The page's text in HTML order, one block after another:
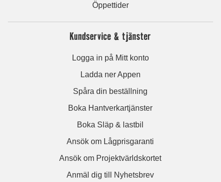
Öppettider
Kundservice & tjänster
Logga in på Mitt konto
Ladda ner Appen
Spåra din beställning
Boka Hantverkartjänster
Boka Släp & lastbil
Ansök om Lågprisgaranti
Ansök om Projektvärldskortet
Anmäl dig till Nyhetsbrev